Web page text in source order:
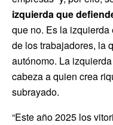
izquierda que
que no. Es la
de los trabajadores, la
autónomo. La
cabeza a quien crea
subrayado.
“Este año 2025 los